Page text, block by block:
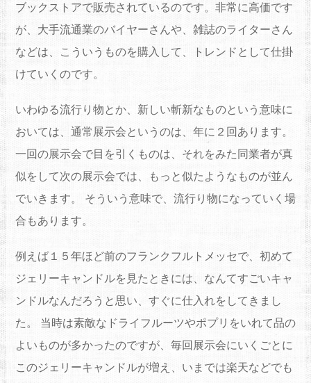
ブックストアで販売されているのです。非常に高価です
が、大手流通業のバイヤーさんや、雑誌のライターさん
などは、こういうものを購入して、トレンドとして仕掛
けていくのです。
いわゆる流行り物とか、新しい斬新なものという意味に
おいては、通常展示会というのは、年に２回あります。
一回の展示会で目を引くものは、それをみた同業者が真
似をして次の展示会では、もっと似たようなものが並ん
でいきます。 そういう意味で、流行り物になっていく場
合もあります。
例えば１５年ほど前のフランクフルトメッセで、初めて
ジェリーキャンドルを見たときには、なんてすごいキャ
ンドルなんだろうと思い、すぐに仕入れをしてきまし
た。 当時は素敵なドライフルーツやポプリをいれて品の
よいものが多かったのですが、毎回展示会にいくごとに
このジェリーキャンドルが増え、いまでは楽天などでも